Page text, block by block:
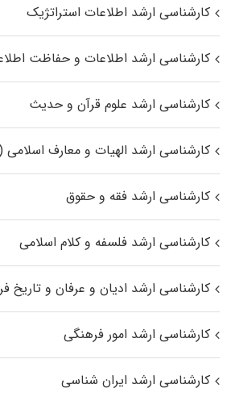
کارشناسی ارشد اطلاعات استراتژیک
کارشناسی ارشد اطلاعات و حفاظت
کارشناسی ارشد علوم قرآن و حدیث
کارشناسی ارشد الهیات و معارف
کارشناسی ارشد فقه و حقوق
کارشناسی ارشد فلسفه و کلام اسلامی
کارشناسی ارشد ادیان و عرفان و
کارشناسی ارشد امور فرهنگی
کارشناسی ارشد ایران شناسی